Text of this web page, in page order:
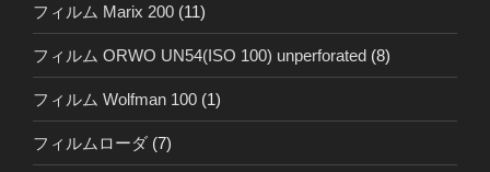
フィルム Marix 200 (11)
フィルム ORWO UN54(ISO 100) unperforated (8)
フィルム Wolfman 100 (1)
フィルムローダ (7)